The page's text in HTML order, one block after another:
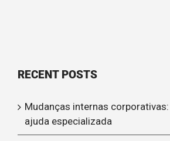
RECENT POSTS
Mudanças internas
ajuda especializada